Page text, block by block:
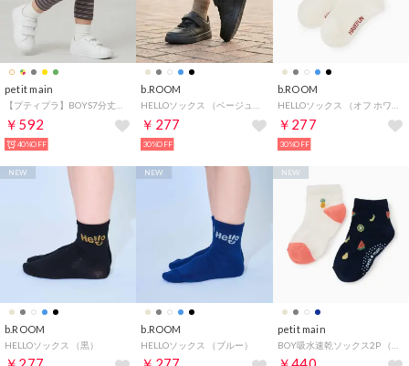
petit main
￥592
40%OFF
b.ROOM
￥277
30%OFF
b.ROOM
￥277
30%OFF
b.ROOM
HELLOソックス （黒）
NEW
b.ROOM
HELLOソックス （ブルー）
NEW
petit main
NEW